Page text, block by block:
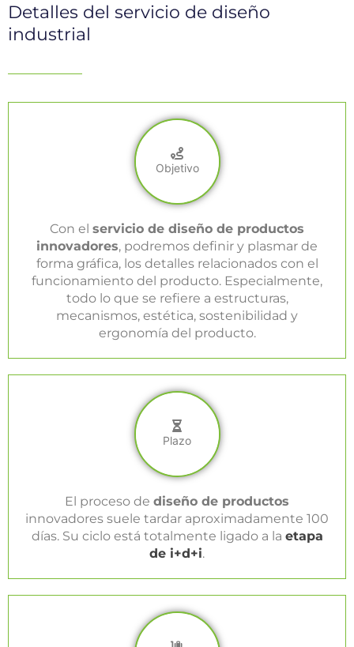
Detalles del servicio de diseño
industrial
Objetivo
Con el servicio de diseño de productos
innovadores, podremos definir y plasmar de
forma gráfica, los detalles relacionados con el
funcionamiento del producto. Especialmente,
todo lo que se refiere a estructuras,
mecanismos, estética, sostenibilidad y
ergonomía del producto.
Plazo
El proceso de diseño de productos
innovadores suele tardar aproximadamente 100
días. Su ciclo está totalmente ligado a la etapa
de i+d+i.